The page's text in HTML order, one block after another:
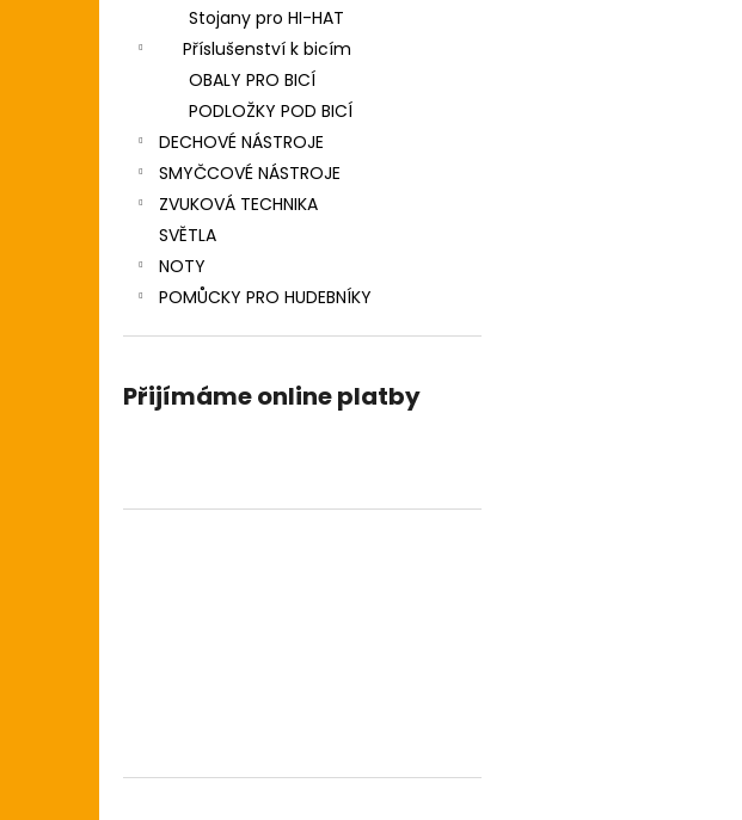
Stojany pro HI-HAT
Příslušenství k bicím
OBALY PRO BICÍ
PODLOŽKY POD BICÍ
DECHOVÉ NÁSTROJE
SMYČCOVÉ NÁSTROJE
ZVUKOVÁ TECHNIKA
SVĚTLA
NOTY
POMŮCKY PRO HUDEBNÍKY
Přijímáme online platby